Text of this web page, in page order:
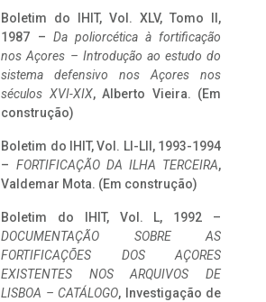
Boletim do IHIT, Vol. XLV, Tomo II,
1987 – Da poliorcética à fortificação
nos Açores – Introdução ao estudo do
sistema defensivo nos Açores nos
séculos XVI-XIX, Alberto Vieira. (Em
construção)
Boletim do IHIT, Vol. LI-LII, 1993-1994
– FORTIFICAÇÃO DA ILHA TERCEIRA,
Valdemar Mota. (Em construção)
Boletim do IHIT, Vol. L, 1992 –
DOCUMENTAÇÃO SOBRE AS
FORTIFICAÇÕES DOS AÇORES
EXISTENTES NOS ARQUIVOS DE
LISBOA – CATÁLOGO, Investigação de